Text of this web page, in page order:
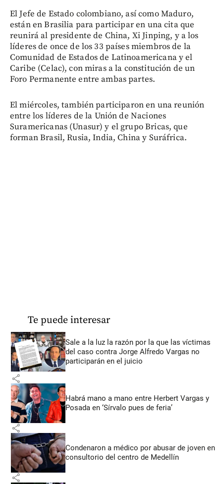
El Jefe de Estado colombiano, así como Maduro,
están en Brasilia para participar en una cita que
reunirá al presidente de China, Xi Jinping, y a los
líderes de once de los 33 países miembros de la
Comunidad de Estados de Latinoamericana y el
Caribe (Celac), con miras a la constitución de un
Foro Permanente entre ambas partes.
El miércoles, también participaron en una reunión
entre los líderes de la Unión de Naciones
Suramericanas (Unasur) y el grupo Bricas, que
forman Brasil, Rusia, India, China y Suráfrica.
Te puede interesar
Sale a la luz la razón por la que las víctimas
del caso contra Jorge Alfredo Vargas no
participarán en el juicio
share
Habrá mano a mano entre Herbert Vargas y
Posada en ‘Sírvalo pues de feria’
share
Condenaron a médico por abusar de joven en
consultorio del centro de Medellín
share